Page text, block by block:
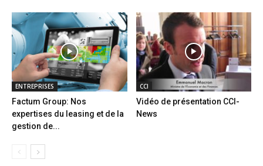
ENTREPRISES
Factum Group: Nos
expertises du leasing et de la
gestion de...
CCI
Vidéo de présentation CCI-
News